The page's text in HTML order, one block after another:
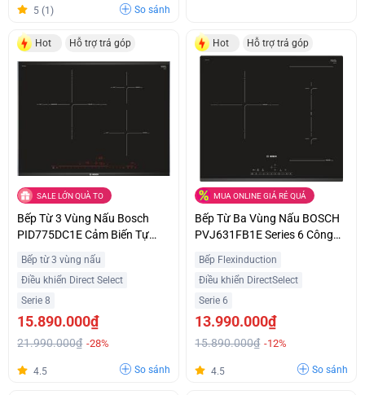
5 (1) So sánh
Hot Hỗ trợ trả góp
SALE LỚN QUÀ TO
Bếp Từ 3 Vùng Nấu Bosch
PID775DC1E Cảm Biến Tự
Động Hiện Đại Ưu Đãi Tốt
Bếp từ 3 vùng nấu
Điều khiển Direct Select
Serie 8
15.890.000₫
21.990.000₫ -28%
4.5 So sánh
Hot Hỗ trợ trả góp
MUA ONLINE GIÁ RẺ QUÁ
Bếp Từ Ba Vùng Nấu BOSCH
PVJ631FB1E Series 6 Công
Suất 7400W Nhập Khẩu Châu
Âu
Bếp Flexinduction
Điều khiển DirectSelect
Serie 6
13.990.000₫
15.890.000₫ -12%
4.5 So sánh